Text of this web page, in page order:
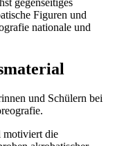
gegenseitiges
Figuren und
nationale und
und Schülern bei
motiviert die